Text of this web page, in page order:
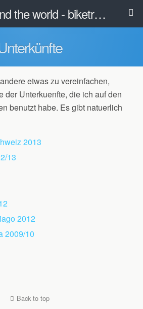
Bike around the world - biketravel.net
etwas zu vereinfachen,
der Unterkuenfte, die ich auf den
benutzt habe. Es gibt natuerlich
2013
13
2012
2009/10
Back to top